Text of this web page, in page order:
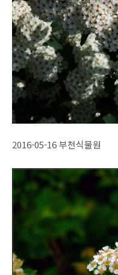
2016-05-16 부천식물원